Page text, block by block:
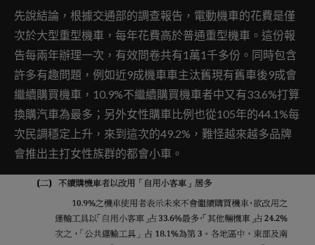
先說結論，根據交通部的調查報告，電動機車的花費是僅
次於大型重型機車，每年花費高於普通重型機車。這份報
告每兩年辦理一次，有效問卷共有1萬1千多份。同時包含
許多有趣問題，例如近9成機車車主汰舊現有舊車後9成會
繼續購買機車，10.9%不繼續購買機車者中又有33.6%打算
換購汽車為最多；另外女性購車比例也從105年的44.1%每
次民調穩定上升，來到這次的49.2%，難怪越來越多品牌
會推出主打女性族群的都會小車。